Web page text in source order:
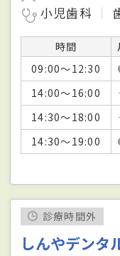
小児歯科
時間
09:00～12:30
14:00～16:00
14:30～18:00
14:30～19:00
診療時間外
しんやデンタ